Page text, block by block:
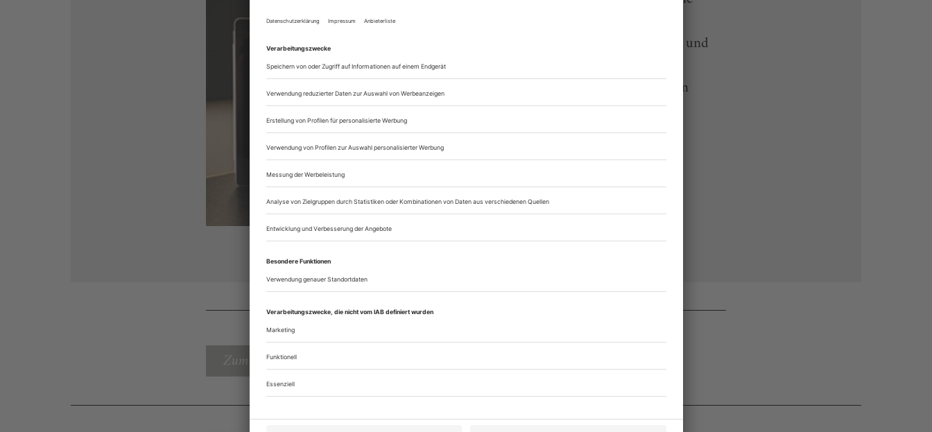
Zugang zur Theater-heute-App und
Lesegenuss auf allen Endgeräten
Zugang zum Onlinearchiv von
Theater heute
Sie können alle Vorteile des Abos
sofort nutzen
Digital-Abo testen
Zum Inhaltsverzeichnis